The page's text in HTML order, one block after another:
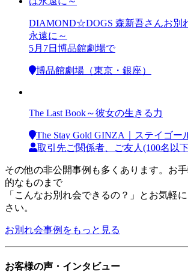
DIAMOND☆DOGS 森新吾さんお別
永遠に～
5月7日博品館劇場で
博品館劇場（東京・銀座）
The Last Book～彼女の生きる力
The Stay Gold GINZA｜ステイゴー
取引先ご関係者、ご友人(100名以
その他の非公開事例も多くあります。お
的なものまで
「こんなお別れ会できるの？」とお気軽
さい。
お別れ会事例をもっと見る
お客様の声・インタビュー